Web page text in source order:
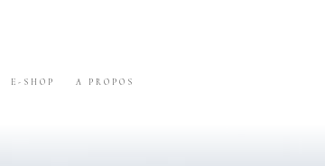
E-SHOP A PROPOS